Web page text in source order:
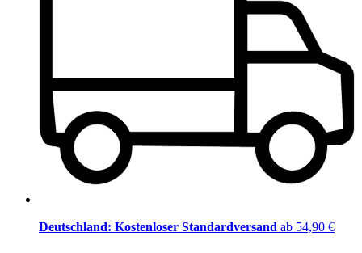
Deutschland: Kostenloser Standardversand ab 54,90 €